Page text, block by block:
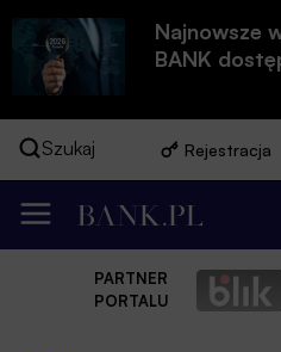
Najnowsze
BANK
Szukaj Rejestracja
PARTNER
PORTALU